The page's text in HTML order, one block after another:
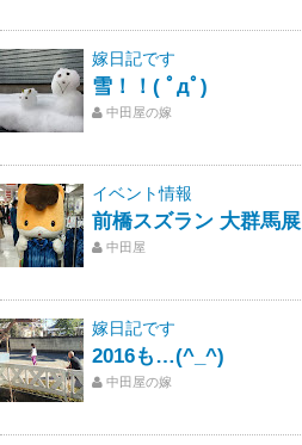
嫁日記です
雪！！( ﾟдﾟ)
中田屋の嫁
イベント情報
前橋スズラン 大群馬展
中田屋
嫁日記です
2016も…(^_^)
中田屋の嫁